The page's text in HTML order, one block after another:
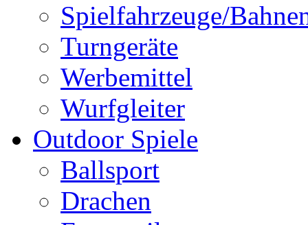
Spielfahrzeuge/
Turngeräte
Werbemittel
Wurfgleiter
Outdoor Spiele
Ballsport
Drachen